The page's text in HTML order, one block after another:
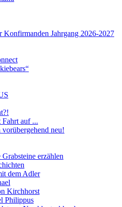
Konfirmanden Jahrgang 2026-2027
auf ...
neu!
erzählen
dem Adler
Kirchhorst
Philippus